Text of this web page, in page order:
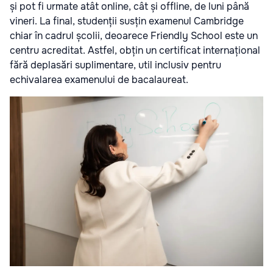
și pot fi urmate atât online, cât și offline, de luni până
vineri. La final, studenții susțin examenul Cambridge
chiar în cadrul școlii, deoarece Friendly School este un
centru acreditat. Astfel, obțin un certificat internațional
fără deplasări suplimentare, util inclusiv pentru
echivalarea examenului de bacalaureat.